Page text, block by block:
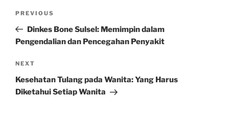
Previous
Post
PREVIOUS
Dinkes Bone Sulsel: Memimpin dalam
Pengendalian dan Pencegahan Penyakit
Next
Post
NEXT
Kesehatan Tulang pada Wanita: Yang Harus
Diketahui Setiap Wanita